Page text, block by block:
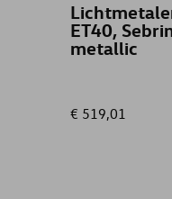
ET40,
metallic
€ 519,01